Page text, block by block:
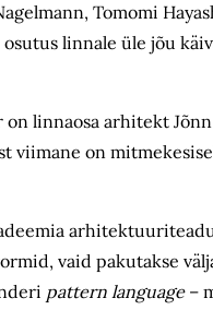
Tomomi
linnale üle jõu
linnaosa arhitekt Jõnn
viimane on
vaid pakutakse
pattern language–